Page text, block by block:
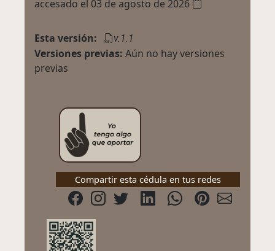
accesado el 03 de agosto de 2026
Esta versión: v.1.1
Versiones previas: Aún no hay versiones
previas
Compartir esta cédula en tus redes